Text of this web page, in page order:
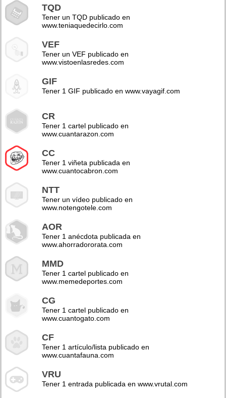
TQD
Tener un TQD publicado en
www.teniaquedecirlo.com
VEF
Tener un VEF publicado en
www.vistoenlasredes.com
GIF
Tener 1 GIF publicado en www.vayagif.com
CR
Tener 1 cartel publicado en
www.cuantarazon.com
CC
Tener 1 viñeta publicada en
www.cuantocabron.com
NTT
Tener un vídeo publicado en
www.notengotele.com
AOR
Tener 1 anécdota publicada en
www.ahorradororata.com
MMD
Tener 1 cartel publicado en
www.memedeportes.com
CG
Tener 1 cartel publicado en
www.cuantogato.com
CF
Tener 1 artículo/lista publicado en
www.cuantafauna.com
VRU
Tener 1 entrada publicada en www.vrutal.com